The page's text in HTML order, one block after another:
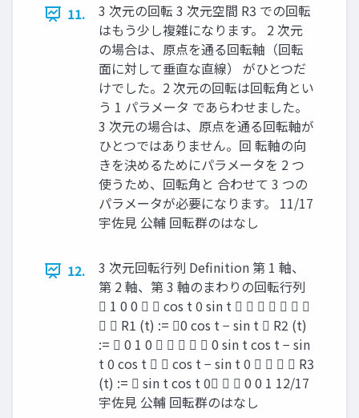
11.
3 次元の回転 3 次元空間 R3 での回転
はもう少し複雑になります。 2 次元
の場合は、原点を通る回転軸（回転
面に対して垂直な直線） がひとつだ
けでした。2 次元の回転は回転角とい
う 1 パラメータ であらわせました。
3 次元の場合は、原点を通る回転軸が
ひとつではありません。回 転軸の向
きを決めるためにパラメータを 2 つ
使うため、回転角と 合わせて 3 つの
パラメータが必要になります。 11/17
宇佐見 公輔 回転群のはなし
12.
3 次元回転行列 Definition 第 1 軸、
第 2 軸、第 3 軸のまわりの回転行列
 1 0 0   cos t 0 sin t       
  R1 (t) := 0 cos t − sin t  R2 (t)
:=  0 1 0      0 sin t cos t − sin
t 0 cos t   cos t − sin t 0     R3
(t) :=  sin t cos t 0   0 0 1 12/17
宇佐見 公輔 回転群のはなし